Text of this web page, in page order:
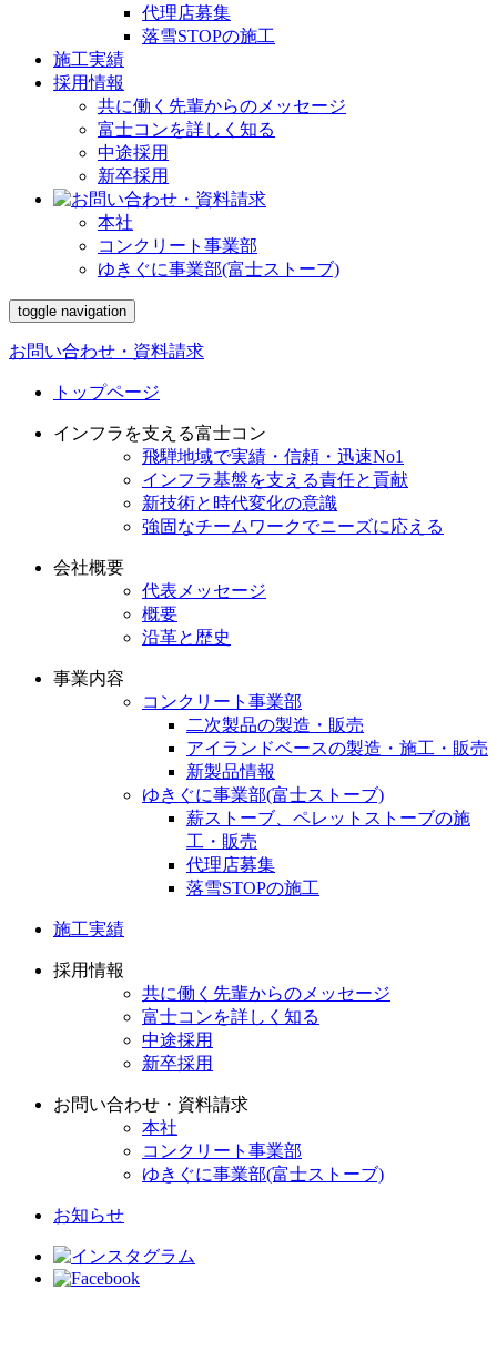
代理店募集
落雪STOPの施工
施工実績
採用情報
共に働く先輩からのメッセージ
富士コンを詳しく知る
中途採用
新卒採用
本社
コンクリート事業部
ゆきぐに事業部(富士ストーブ)
toggle navigation
お問い合わせ・資料請求
トップページ
インフラを支える富士コン
飛騨地域で実績・信頼・迅速No1
インフラ基盤を支える責任と貢献
新技術と時代変化の意識
強固なチームワークでニーズに応える
会社概要
代表メッセージ
概要
沿革と歴史
事業内容
コンクリート事業部
二次製品の製造・販売
アイランドベースの製造・施工・販売
新製品情報
ゆきぐに事業部(富士ストーブ)
薪ストーブ、ペレットストーブの施
工・販売
代理店募集
落雪STOPの施工
施工実績
採用情報
共に働く先輩からのメッセージ
富士コンを詳しく知る
中途採用
新卒採用
お問い合わせ・資料請求
本社
コンクリート事業部
ゆきぐに事業部(富士ストーブ)
お知らせ